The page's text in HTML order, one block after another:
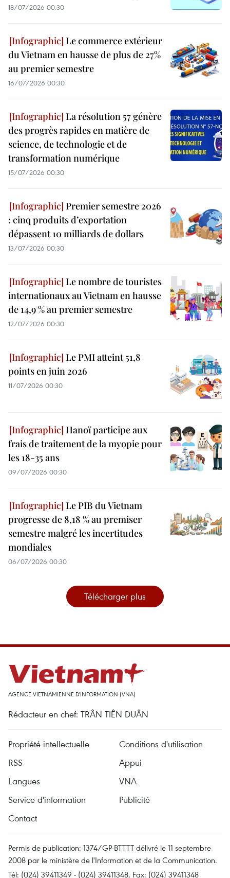
18/07/2026 00:30
Le commerce extérieur
du Vietnam en hausse de plus de 27%
au premier semestre
16/07/2026 00:30
La résolution 57 génère
des progrès rapides en matière de
science, de technologie et de
transformation numérique
15/07/2026 00:30
Premier semestre 2026
: cinq produits d’exportation
dépassent 10 milliards de dollars
13/07/2026 00:30
Le nombre de touristes
internationaux au Vietnam en hausse
de 14,9 % au premier semestre
12/07/2026 00:30
Le PMI atteint 51,8
points en juin 2026
11/07/2026 00:30
Hanoï participe aux
frais de traitement de la myopie pour
les 18-35 ans
09/07/2026 00:30
Le PIB du Vietnam
progresse de 8,18 % au premiser
semestre malgré les incertitudes
mondiales
06/07/2026 00:30
Télécharger plus
AGENCE VIETNAMIENNE D'INFORMATION (VNA)
Rédacteur en chef: TRÂN TIÊN DUÂN
Propriété intellectuelle
Conditions d'utilisation
RSS
Appui
Langues
VNA
Service d'information
Publicité
Contact
Permis de publication: 1374/GP-BTTTT délivré le 11 septembre
2008 par le ministère de l'Information et de la Communication.
Tél: (024) 39411349 - (024) 39411348, Fax: (024) 39411348